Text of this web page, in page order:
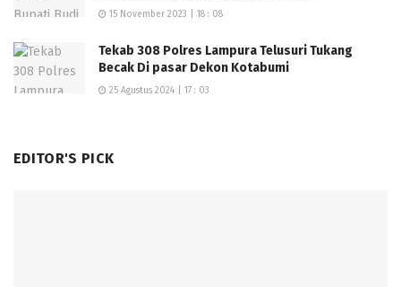
15 November 2023 | 18 : 08
Tekab 308 Polres Lampura Telusuri Tukang
Becak Di pasar Dekon Kotabumi
25 Agustus 2024 | 17 : 03
EDITOR'S PICK